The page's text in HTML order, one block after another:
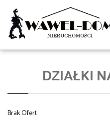
DZIAŁKI
Brak Ofert